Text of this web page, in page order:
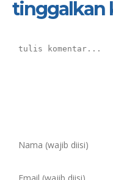
tinggalkan